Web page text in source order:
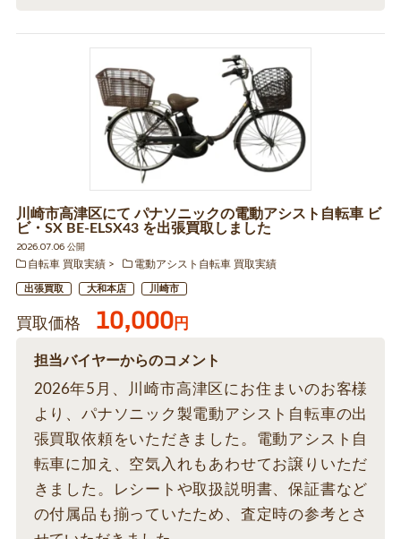
川崎市高津区にて パナソニックの電動アシスト自転車 ビ
ビ・SX BE-ELSX43 を出張買取しました
2026.07.06 公開
自転車 買取実績
電動アシスト自転車 買取実績
出張買取 大和本店 川崎市
買取価格 10,000円
担当バイヤーからのコメント
2026年5月、川崎市高津区にお住まいのお客様
より、パナソニック製電動アシスト自転車の出
張買取依頼をいただきました。電動アシスト自
転車に加え、空気入れもあわせてお譲りいただ
きました。レシートや取扱説明書、保証書など
の付属品も揃っていたため、査定時の参考とさ